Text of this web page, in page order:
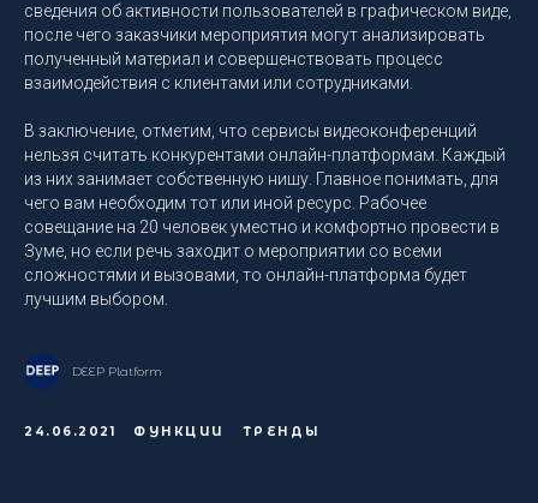
сведения об активности пользователей в графическом виде,
после чего заказчики мероприятия могут анализировать
полученный материал и совершенствовать процесс
взаимодействия с клиентами или сотрудниками.
В заключение, отметим, что сервисы видеоконференций
нельзя считать конкурентами онлайн-платформам. Каждый
из них занимает собственную нишу. Главное понимать, для
чего вам необходим тот или иной ресурс. Рабочее
совещание на 20 человек уместно и комфортно провести в
Зуме, но если речь заходит о мероприятии со всеми
сложностями и вызовами, то онлайн-платформа будет
лучшим выбором.
DEEP Platform
24.06.2021 ФУНКЦИИ ТРЕНДЫ